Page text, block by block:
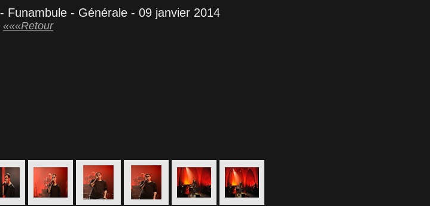
Funambule - Générale - 09 janvier 2014
«««Retour